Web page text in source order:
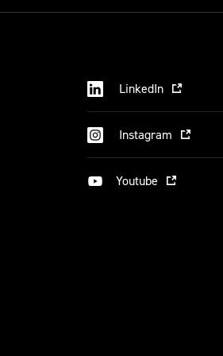
LinkedIn
Instagram
Youtube